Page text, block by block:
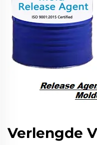
Verlengde